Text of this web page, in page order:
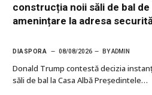
construcția noii săli de bal de
amenințare la adresa
DIASPORA 08/08/2026 BYADMIN
Donald Trump contestă decizia
săli de bal la Casa Albă Președintele…